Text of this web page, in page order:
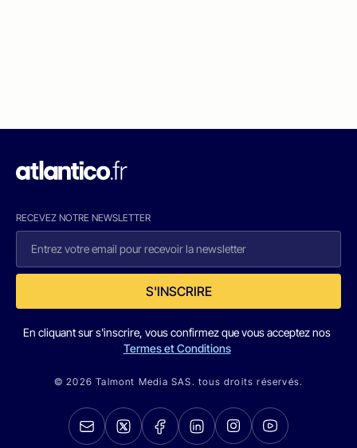
RECEVEZ NOTRE NEWSLETTER
S'INSCRIRE
En cliquant sur s'inscrire, vous confirmez que vous acceptez nos
Termes et Conditions
© 2026 Talmont Media SAS. tous droits réservés.